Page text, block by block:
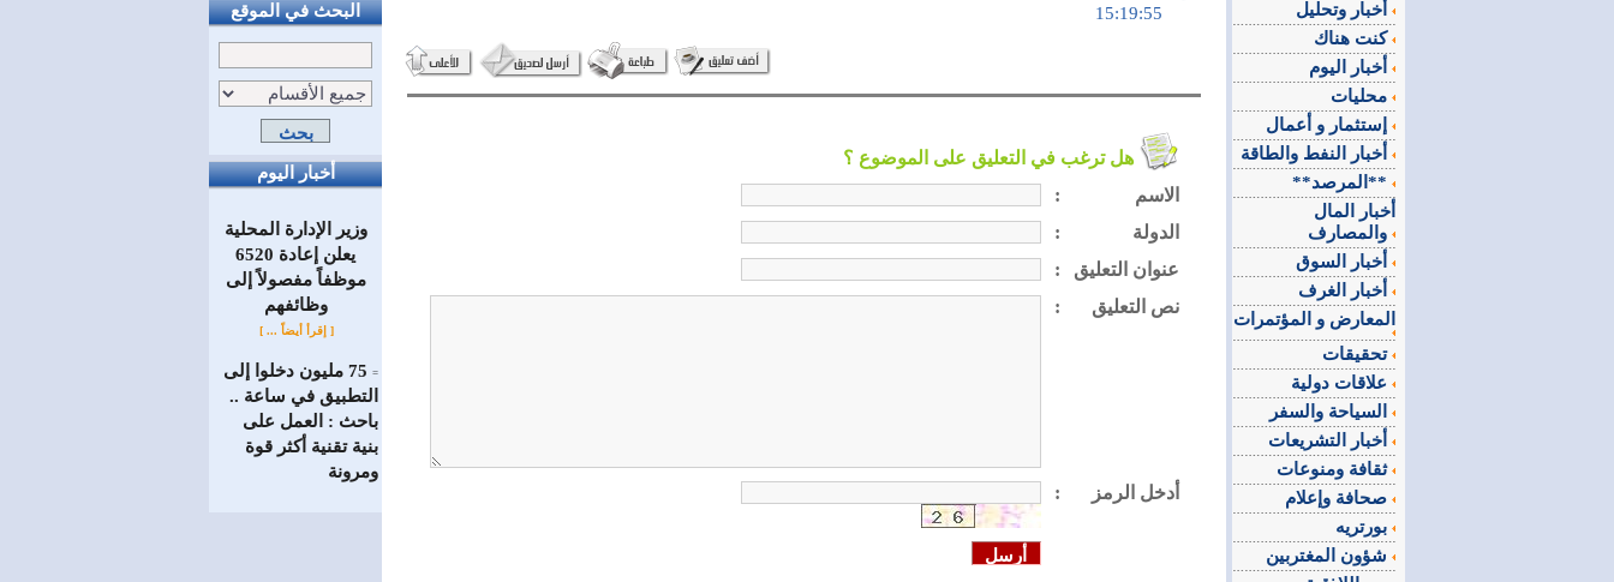
البحث في الموقع
أخبار اليوم
وزير الإدارة المحلية
يعلن إعادة 6520
موظفاً مفصولاً إلى
‏وظائفهم
[ إقرأ أيضاً ... ]
=
75 مليون دخلوا إلى
التطبيق في ساعة ..
باحث : العمل على
بنية تقنية أكثر قوة
ومرونة
هل ترغب في التعليق على الموضوع ؟
:
الاسم
:
الدولة
:
عنوان التعليق
:
نص التعليق
: أدخل الرمز
كنت هناك
**المرصد**
أخبار المال
المعارض و المؤتمرات
تحقيقات
ثقافة ومنوعات